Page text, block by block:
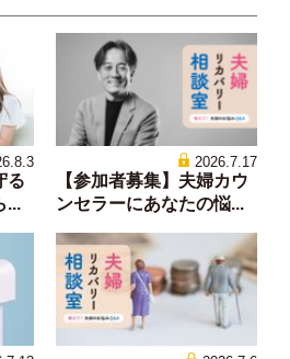
る
...
2026.7.17
【参加者募集】夫婦カウ
ンセラーにあなたの悩...